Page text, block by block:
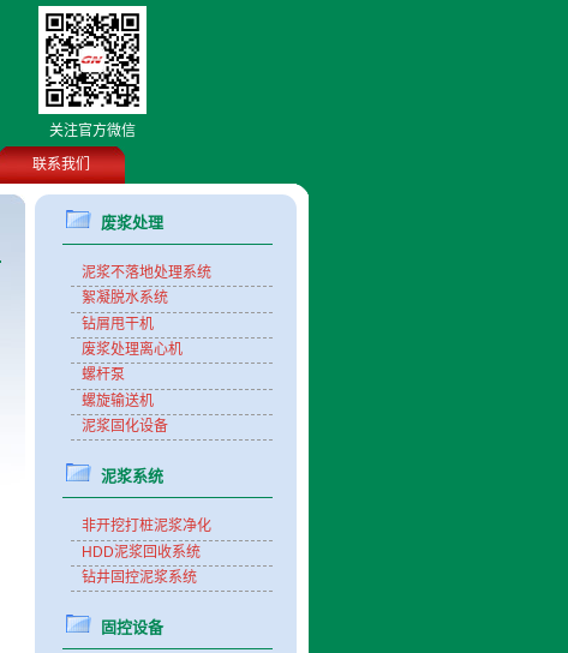
关注官方微信
联系我们
废浆处理
泥浆不落地处理系统
絮凝脱水系统
钻屑甩干机
废浆处理离心机
螺杆泵
螺旋输送机
泥浆固化设备
泥浆系统
非开挖打桩泥浆净化
HDD泥浆回收系统
钻井固控泥浆系统
固控设备